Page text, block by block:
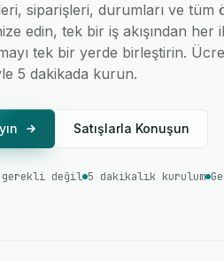
siparişleri, durumları ve tüm
edin, tek bir iş akışından
tek bir yerde birleştirin.
5 dakikada kurun.
Satışlarla Konuşun
gerekli değil 5 dakikalık kurulum